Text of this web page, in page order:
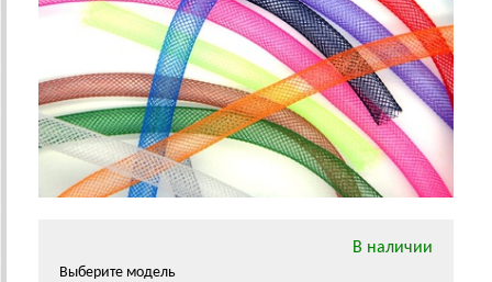
В наличии
Выберите модель